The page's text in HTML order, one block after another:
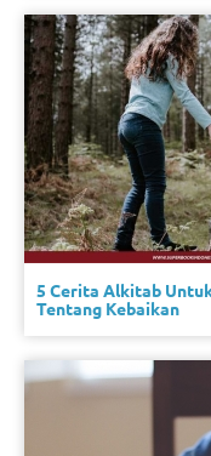
5 Cerita Alkitab
Tentang Kebaikan